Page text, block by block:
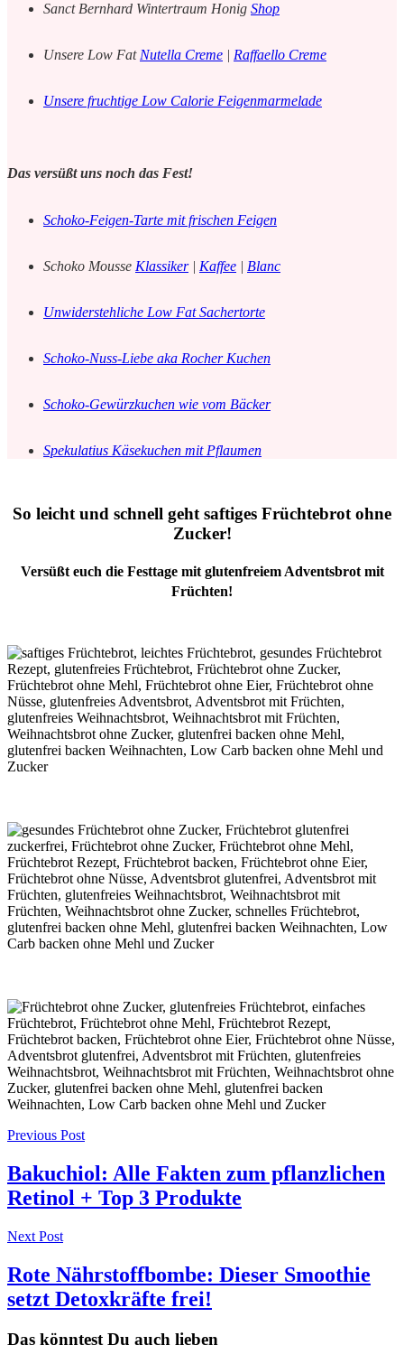
Sanct Bernhard Wintertraum Honig Shop
Unsere Low Fat Nutella Creme | Raffaello Creme
Unsere fruchtige Low Calorie Feigenmarmelade
Das versüßt uns noch das Fest!
Schoko-Feigen-Tarte mit frischen Feigen
Schoko Mousse Klassiker| Kaffee | Blanc
Unwiderstehliche Low Fat Sachertorte
Schoko-Nuss-Liebe aka Rocher Kuchen
Schoko-Gewürzkuchen wie vom Bäcker
Spekulatius Käsekuchen mit Pflaumen
So leicht und schnell geht saftiges Früchtebrot ohne
Zucker!
Versüßt euch die Festtage mit glutenfreiem Adventsbrot mit
Früchten!
Post
navigation
Previous Post
Bakuchiol: Alle Fakten zum pflanzlichen
Retinol + Top 3 Produkte
Next Post
Rote Nährstoffbombe: Dieser Smoothie
setzt Detoxkräfte frei!
Das könntest Du auch lieben